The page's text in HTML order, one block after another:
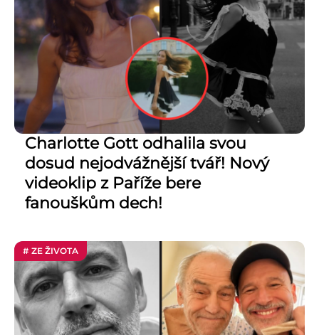
Charlotte Gott odhalila svou
dosud nejodvážnější tvář! Nový
videoklip z Paříže bere
fanouškům dech!
# ZE ŽIVOTA